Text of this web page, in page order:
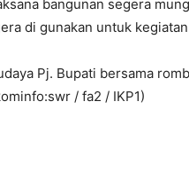
bangunan segera
di gunakan untuk
Pj. Bupati bersama
/ fa2 / IKP1)